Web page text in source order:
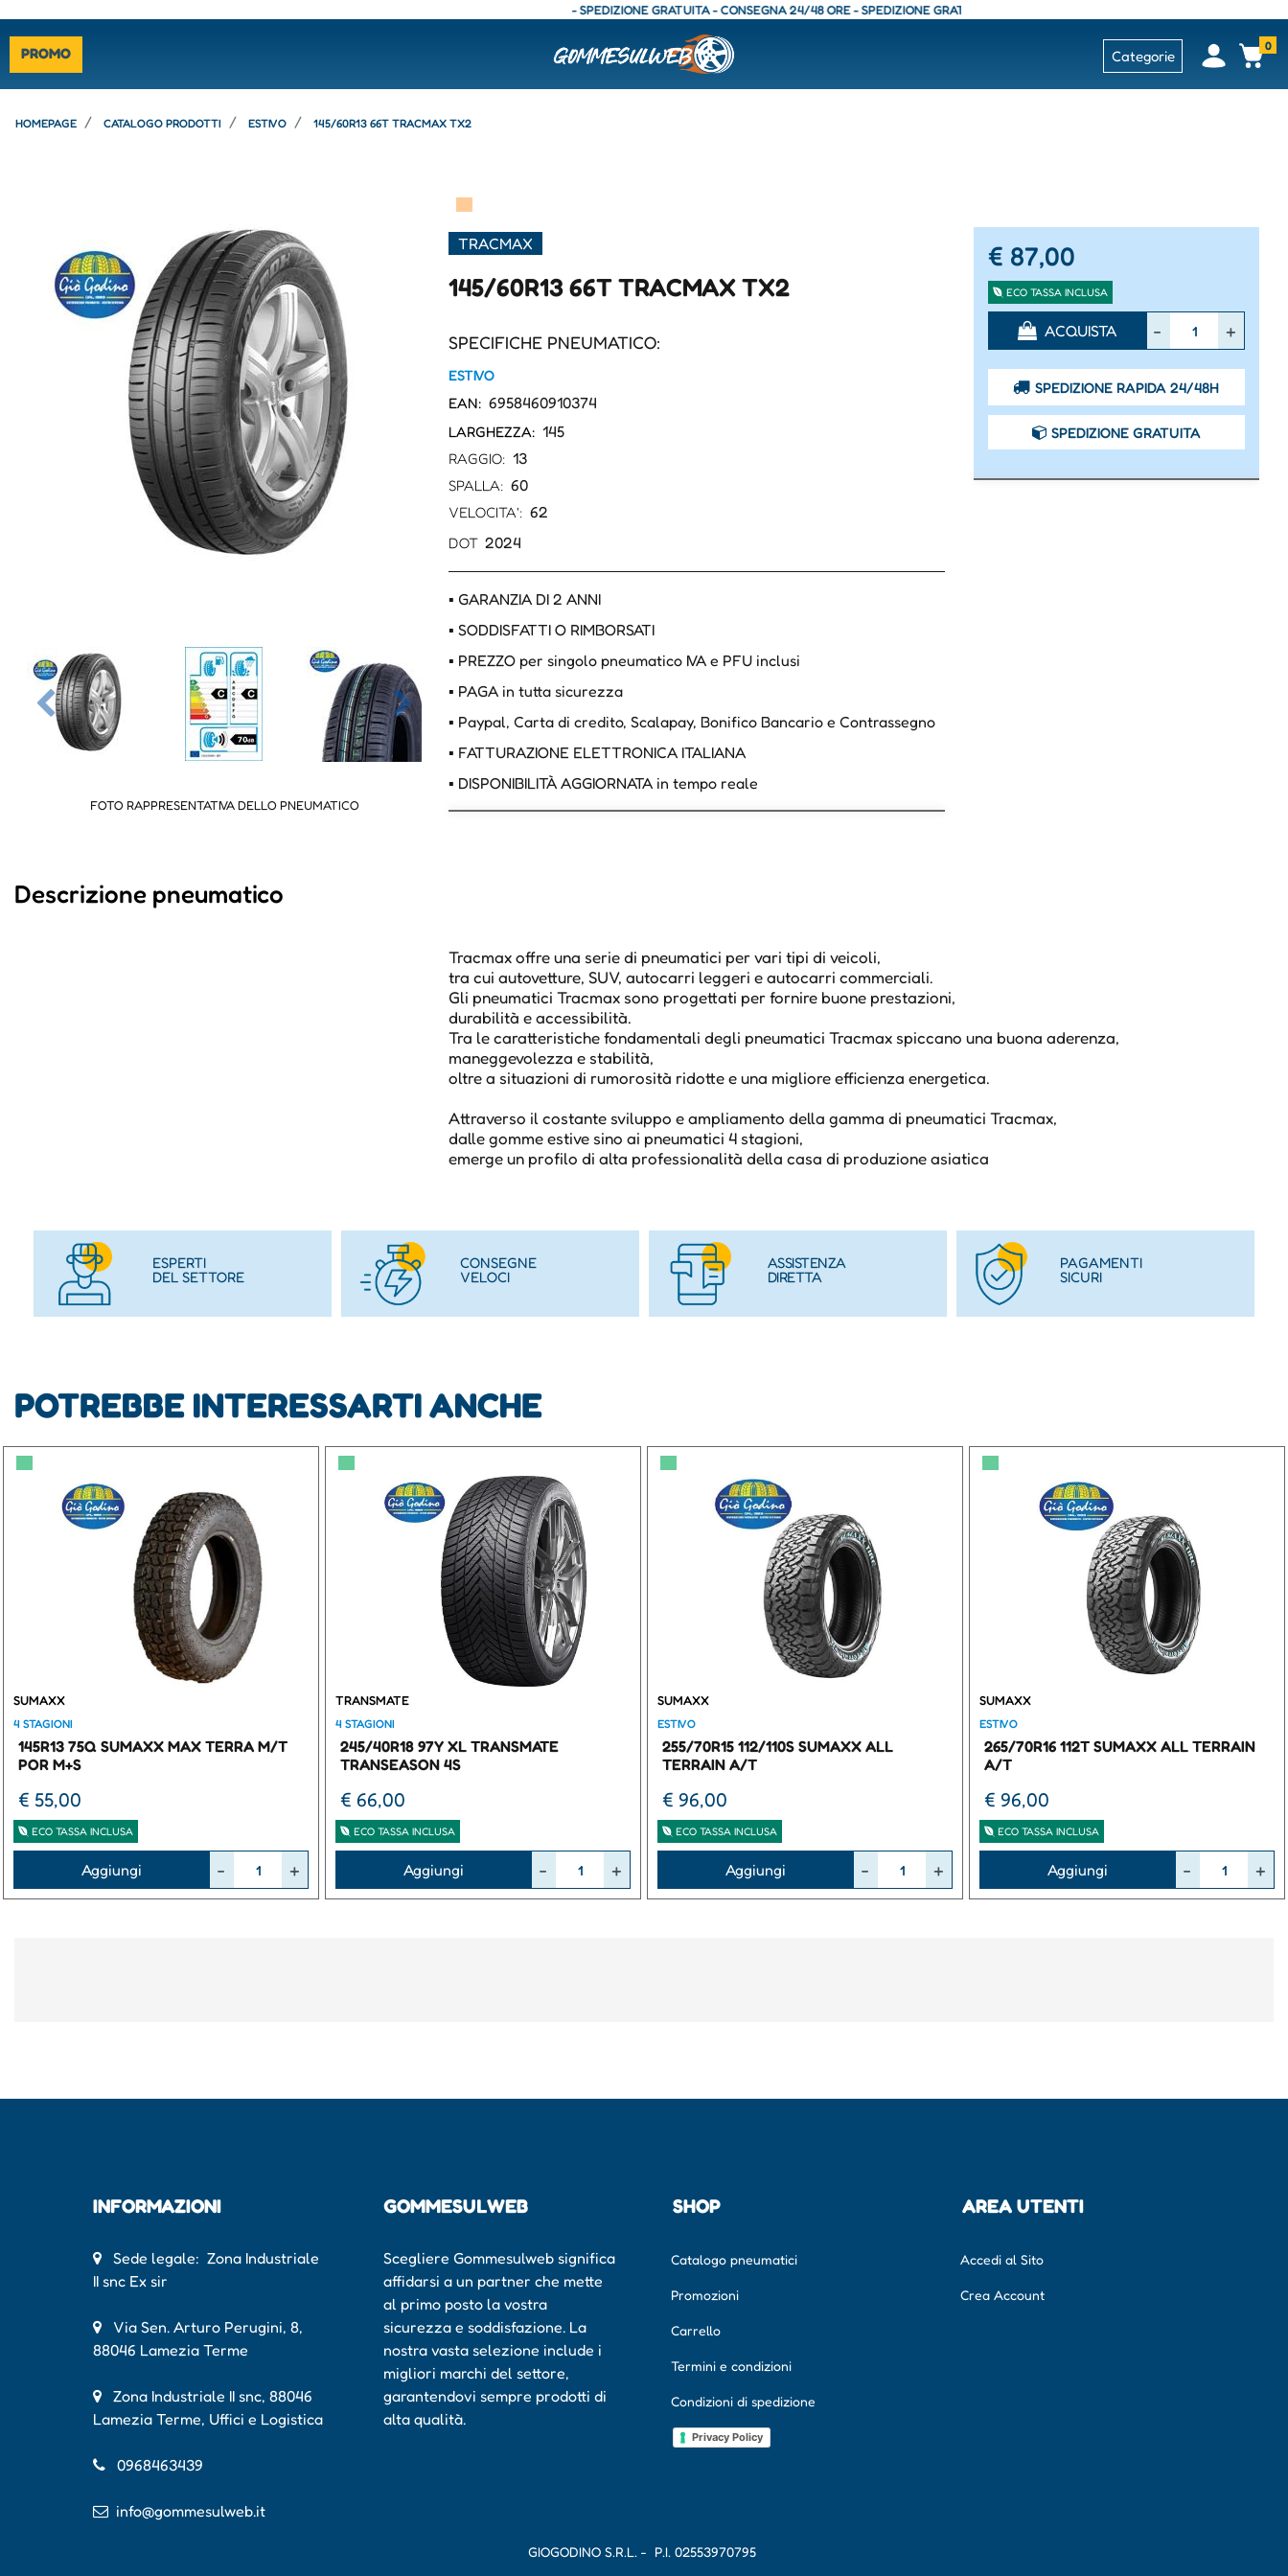
- SPEDIZIONE GRATUITA - CONSEGNA 24/48 ORE - SPEDIZIONE GRATUITA - CONSEGNA 24/48 ORE - SPEDIZIONE GRATUITA -
PROMO Categorie Open0
HOMEPAGE CATALOGO PRODOTTI ESTIVO 145/60R13 66T TRACMAX TX2
FOTO RAPPRESENTATIVA DELLO PNEUMATICO
▀
TRACMAX
145/60R13 66T TRACMAX TX2
SPECIFICHE PNEUMATICO:
ESTIVO
EAN: 6958460910374
LARGHEZZA: 145
RAGGIO: 13
SPALLA: 60
VELOCITA': 62
DOT 2024
▪ GARANZIA DI 2 ANNI
▪ SODDISFATTI O RIMBORSATI
▪ PREZZO per singolo pneumatico IVA e PFU inclusi
▪ PAGA in tutta sicurezza
▪ Paypal, Carta di credito, Scalapay, Bonifico Bancario e Contrassegno
▪ FATTURAZIONE ELETTRONICA ITALIANA
▪ DISPONIBILITÀ AGGIORNATA in tempo reale
€ 87,00
ECO TASSA INCLUSA
QuantitàACQUISTA
SPEDIZIONE RAPIDA 24/48H
SPEDIZIONE GRATUITA
Descrizione pneumatico
Tracmax offre una serie di pneumatici per vari tipi di veicoli,
tra cui autovetture, SUV, autocarri leggeri e autocarri commerciali.
Gli pneumatici Tracmax sono progettati per fornire buone prestazioni,
durabilità e accessibilità.
Tra le caratteristiche fondamentali degli pneumatici Tracmax spiccano una buona aderenza,
maneggevolezza e stabilità,
oltre a situazioni di rumorosità ridotte e una migliore efficienza energetica.
Attraverso il costante sviluppo e ampliamento della gamma di pneumatici Tracmax,
dalle gomme estive sino ai pneumatici 4 stagioni,
emerge un profilo di alta professionalità della casa di produzione asiatica
ESPERTI
DEL SETTORE
CONSEGNE
VELOCI
ASSISTENZA
DIRETTA
PAGAMENTI
SICURI
POTREBBE INTERESSARTI ANCHE
▀
SUMAXX
4 STAGIONI
145R13 75Q SUMAXX MAX TERRA M/T
POR M+S
€ 55,00
ECO TASSA INCLUSA
Aggiungi
▀
TRANSMATE
4 STAGIONI
245/40R18 97Y XL TRANSMATE
TRANSEASON 4S
€ 66,00
ECO TASSA INCLUSA
Aggiungi
▀
SUMAXX
ESTIVO
255/70R15 112/110S SUMAXX ALL
TERRAIN A/T
€ 96,00
ECO TASSA INCLUSA
Aggiungi
▀
SUMAXX
ESTIVO
265/70R16 112T SUMAXX ALL TERRAIN
A/T
€ 96,00
ECO TASSA INCLUSA
Aggiungi
INFORMAZIONI
Sede legale: Zona Industriale
II snc Ex sir
Via Sen. Arturo Perugini, 8,
88046 Lamezia Terme
Zona Industriale II snc, 88046
Lamezia Terme, Uffici e Logistica
0968463439
info@gommesulweb.it
GOMMESULWEB
Scegliere Gommesulweb significa
affidarsi a un partner che mette
al primo posto la vostra
sicurezza e soddisfazione. La
nostra vasta selezione include i
migliori marchi del settore,
garantendovi sempre prodotti di
alta qualità.
SHOP
Catalogo pneumatici
Promozioni
Carrello
Termini e condizioni
Condizioni di spedizione
Privacy Policy
AREA UTENTI
Accedi al Sito
Crea Account
GIOGODINO S.R.L. - P.I. 02553970795